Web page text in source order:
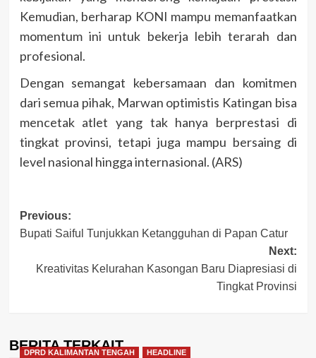
Kemudian, berharap KONI mampu memanfaatkan
momentum ini untuk bekerja lebih terarah dan
profesional.
Dengan semangat kebersamaan dan komitmen
dari semua pihak, Marwan optimistis Katingan bisa
mencetak atlet yang tak hanya berprestasi di
tingkat provinsi, tetapi juga mampu bersaing di
level nasional hingga internasional. (ARS)
Post
navigation
Previous:
Bupati Saiful Tunjukkan Ketangguhan di Papan Catur
Next:
Kreativitas Kelurahan Kasongan Baru Diapresiasi di
Tingkat Provinsi
BERITA TERKAIT
DPRD KALIMANTAN TENGAH HEADLINE